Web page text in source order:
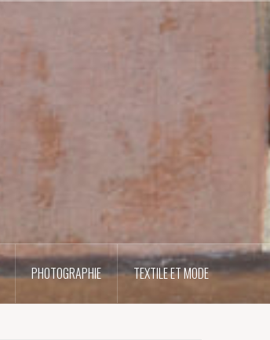
PHOTOGRAPHIE TEXTILE ET MODE